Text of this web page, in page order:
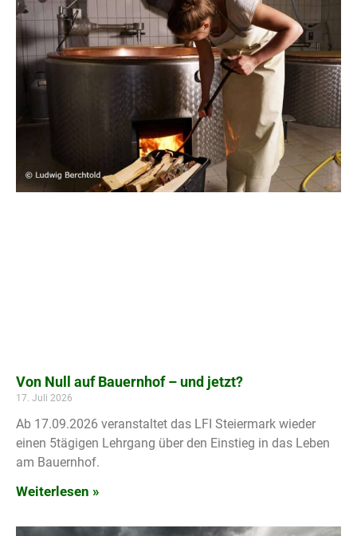
Von Null auf Bauernhof – und jetzt?
17. Juli 2026
Ab 17.09.2026 veranstaltet das LFI Steiermark wieder
einen 5tägigen Lehrgang über den Einstieg in das Leben
am Bauernhof.
Weiterlesen »